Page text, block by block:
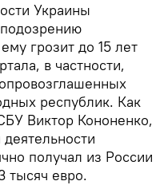
Украины
грозит до 15 лет
в частности,
республик. Как
Виктор Кононенко,
получал из России
тысяч евро.